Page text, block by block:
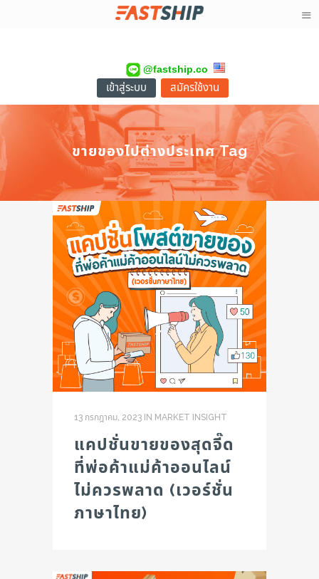
@fastship.co
เข้าสู่ระบบ สมัครใช้งาน
ขายของไปต่างประเทศ Tag
13 กรกฎาคม, 2023 IN MARKET INSIGHT
แคปชั่นขายของสุดจี๊ด
ที่พ่อค้าแม่ค้าออนไลน์
ไม่ควรพลาด (เวอร์ชั่น
ภาษาไทย)